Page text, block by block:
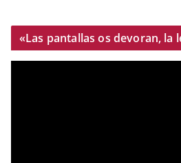
«Las pantallas os devoran, la